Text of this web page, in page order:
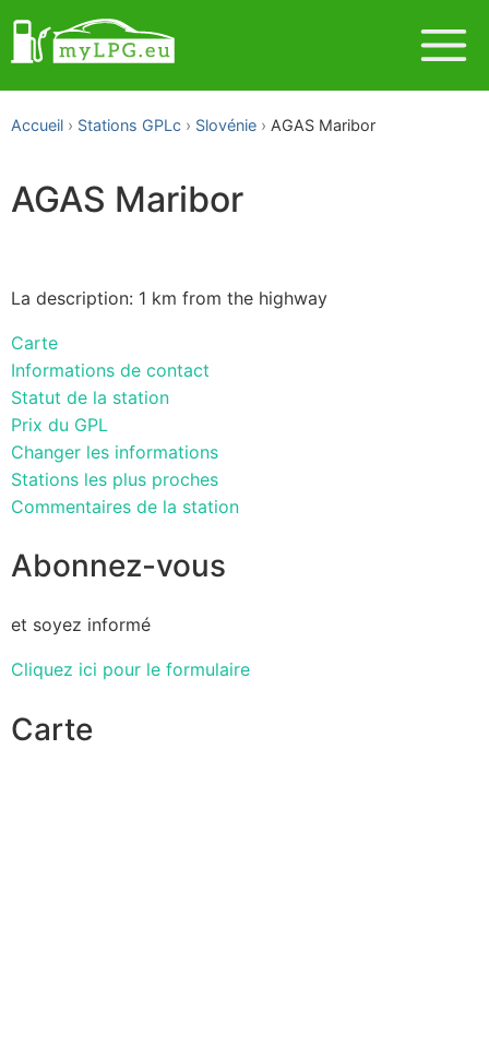
Accueil Stations GPLc Slovénie AGAS Maribor
AGAS Maribor
La description: 1 km from the highway
Carte
Informations de contact
Statut de la station
Prix du GPL
Changer les informations
Stations les plus proches
Commentaires de la station
Abonnez-vous
et soyez informé
Cliquez ici pour le formulaire
Carte